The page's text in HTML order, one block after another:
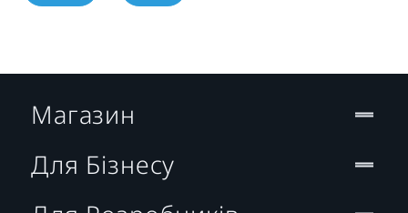
Магазин
Для Бізнесу